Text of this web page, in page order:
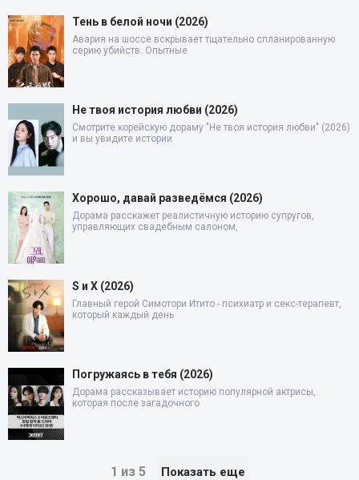
Тень в белой ночи (2026)
Авария на шоссе вскрывает тщательно спланированную
серию убийств. Опытные
Не твоя история любви (2026)
Смотрите корейскую дораму "Не твоя история любви" (2026)
и вы увидите истории
Хорошо, давай разведёмся (2026)
Дорама расскажет реалистичную историю супругов,
управляющих свадебным салоном,
S и X (2026)
Главный герой Симотори Итито - психиатр и секс-терапевт,
который каждый день
Погружаясь в тебя (2026)
Дорама рассказывает историю популярной актрисы,
которая после загадочного
1 из 5 Показать еще